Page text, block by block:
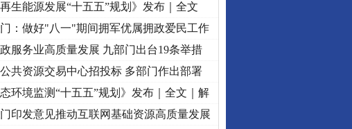
再生能源发展“十五五”规划》发布｜全文
：做好"八一"期间拥军优属拥政爱民工作
服务业高质量发展 九部门出台19条举措
共资源交易中心招投标 多部门作出部署
态环境监测“十五五”规划》发布｜全文｜解
印发意见推动互联网基础资源高质量发展